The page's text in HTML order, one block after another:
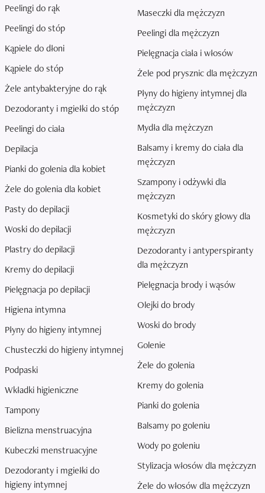
Peelingi do rąk
Peelingi do stóp
Kąpiele do dłoni
Kąpiele do stóp
Żele antybakteryjne do rąk
Dezodoranty i mgiełki do stóp
Peelingi do ciała
Depilacja
Pianki do golenia dla kobiet
Żele do golenia dla kobiet
Pasty do depilacji
Woski do depilacji
Plastry do depilacji
Kremy do depilacji
Pielęgnacja po depilacji
Higiena intymna
Płyny do higieny intymnej
Chusteczki do higieny intymnej
Podpaski
Wkładki higieniczne
Tampony
Bielizna menstruacyjna
Kubeczki menstruacyjne
Dezodoranty i mgiełki do
higieny intymnej
Maseczki dla mężczyzn
Peelingi dla mężczyzn
Pielęgnacja ciała i włosów
Żele pod prysznic dla mężczyzn
Płyny do higieny intymnej dla
mężczyzn
Mydła dla mężczyzn
Balsamy i kremy do ciała dla
mężczyzn
Szampony i odżywki dla
mężczyzn
Kosmetyki do skóry głowy dla
mężczyzn
Dezodoranty i antyperspiranty
dla mężczyzn
Pielęgnacja brody i wąsów
Olejki do brody
Woski do brody
Golenie
Żele do golenia
Kremy do golenia
Pianki do golenia
Balsamy po goleniu
Wody po goleniu
Stylizacja włosów dla mężczyzn
Żele do włosów dla mężczyzn